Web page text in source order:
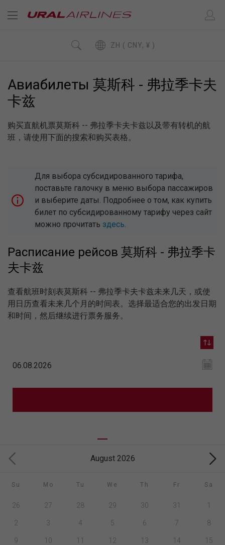
ZH ( CNY, ¥ )
Авиабилеты 莫斯科 - 弗拉季卡夫
卡兹
购买直航机票莫斯科 -- 弗拉季卡夫卡兹以及带有转机的航
班，请使用下面的搜索和购买表格。
Для выбора субсидированного тарифа,
поставьте галочку в меню выбора пассажиров
и выберите даты. Подробнее о том, как купить
билет по субсидированному тарифу через сайт
можно прочитать здесь.
Расписание рейсов 莫斯科 - 弗拉季卡
夫卡兹
查看航班时刻表莫斯科 -- 弗拉季卡夫卡兹未来几天，或使
用日历查看未来几个月的时间表。选择最适合您的出发日期
和时间，然后继续进行票务服务。
August 2026
Su Mo Tu We Th Fr Sa
26 27 28 29 30 31 1
2 3 4 5 6 7 8
9 10 11 12 13 14 15